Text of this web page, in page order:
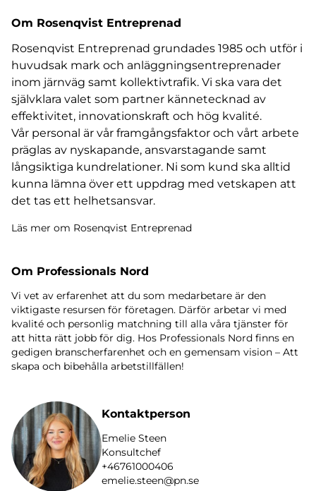
Om Rosenqvist Entreprenad
Rosenqvist Entreprenad grundades 1985 och utför i
huvudsak mark och anläggningsentreprenader
inom järnväg samt kollektivtrafik. Vi ska vara det
självklara valet som partner kännetecknad av
effektivitet, innovationskraft och hög kvalité.
Vår personal är vår framgångsfaktor och vårt arbete
präglas av nyskapande, ansvarstagande samt
långsiktiga kundrelationer. Ni som kund ska alltid
kunna lämna över ett uppdrag med vetskapen att
det tas ett helhetsansvar.
Läs mer om Rosenqvist Entreprenad
Om Professionals Nord
Vi vet av erfarenhet att du som medarbetare är den
viktigaste resursen för företagen. Därför arbetar vi med
kvalité och personlig matchning till alla våra tjänster för
att hitta rätt jobb för dig. Hos Professionals Nord finns en
gedigen branscherfarenhet och en gemensam vision – Att
skapa och bibehålla arbetstillfällen!
Kontaktperson
Emelie Steen
Konsultchef
+46761000406
emelie.steen@pn.se